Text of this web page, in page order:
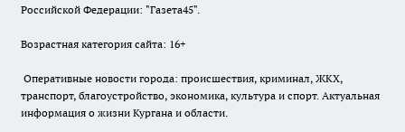
Российской Федерации: "Газета45".
Возрастная категория сайта: 16+
Оперативные новости города: происшествия, криминал, ЖКХ,
транспорт, благоустройство, экономика, культура и спорт. Актуальная
информация о жизни Кургана и области.